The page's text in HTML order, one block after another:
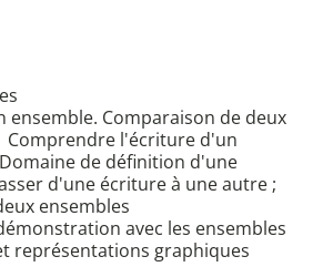
ensemble. Comparaison de deux
Comprendre l'écriture d'un
de définition d'une
d'une écriture à une autre ;
ensembles
avec les ensembles
représentations graphiques